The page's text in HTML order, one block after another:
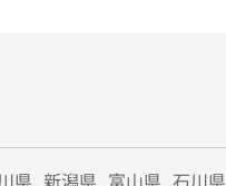
県 新潟県 富山県 石川県